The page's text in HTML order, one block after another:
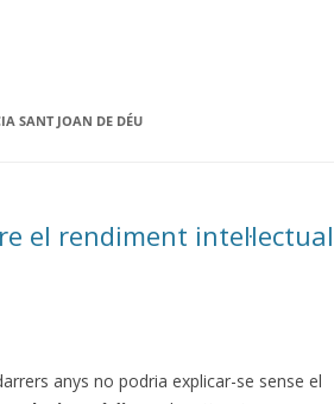
SANT JOAN DE DÉU
el rendiment intel·lectual
anys no podria explicar-se sense el